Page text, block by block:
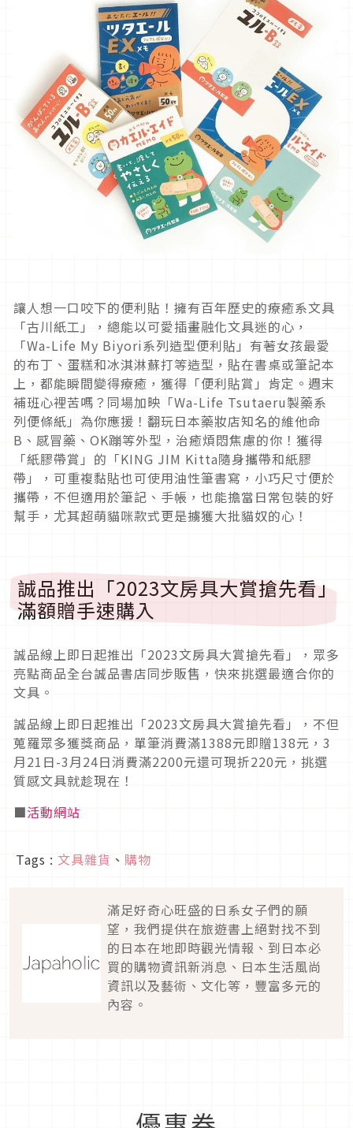
讓人想一口咬下的便利貼！擁有百年歷史的療癒系文具
「古川紙工」，總能以可愛插畫融化文具迷的心，
「Wa-Life My Biyori系列造型便利貼」有著女孩最愛
的布丁、蛋糕和冰淇淋蘇打等造型，貼在書桌或筆記本
上，都能瞬間變得療癒，獲得「便利貼賞」肯定。週末
補班心裡苦嗎？同場加映「Wa-Life Tsutaeru製藥系
列便條紙」為你應援！翻玩日本藥妝店知名的維他命
B、感冒藥、OK蹦等外型，治癒煩悶焦慮的你！獲得
「紙膠帶賞」的「KING JIM Kitta隨身攜帶和紙膠
帶」，可重複黏貼也可使用油性筆書寫，小巧尺寸便於
攜帶，不但適用於筆記、手帳，也能擔當日常包裝的好
幫手，尤其超萌貓咪款式更是擄獲大批貓奴的心！
誠品推出「2023文房具大賞搶先看」
滿額贈手速購入
誠品線上即日起推出「2023文房具大賞搶先看」，眾多
亮點商品全台誠品書店同步販售，快來挑選最適合你的
文具。
誠品線上即日起推出「2023文房具大賞搶先看」，不但
蒐羅眾多獲獎商品，單筆消費滿1388元即贈138元，3
月21日-3月24日消費滿2200元還可現折220元，挑選
質感文具就趁現在！
■活動網站
Tags : 文具雜貨 、 購物
滿足好奇心旺盛的日系女子們的願
望，我們提供在旅遊書上絕對找不到
的日本在地即時觀光情報、到日本必
買的購物資訊新消息、日本生活風尚
資訊以及藝術、文化等，豐富多元的
內容。